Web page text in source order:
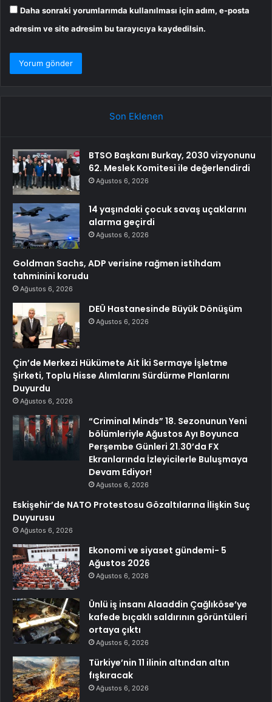
Daha sonraki yorumlarımda kullanılması için adım, e-posta
adresim ve site adresim bu tarayıcıya kaydedilsin.
Son Eklenen
BTSO Başkanı Burkay, 2030 vizyonunu
62. Meslek Komitesi ile değerlendirdi
Ağustos 6, 2026
14 yaşındaki çocuk savaş uçaklarını
alarma geçirdi
Ağustos 6, 2026
Goldman Sachs, ADP verisine rağmen istihdam
tahminini korudu
Ağustos 6, 2026
DEÜ Hastanesinde Büyük Dönüşüm
Ağustos 6, 2026
Çin’de Merkezi Hükümete Ait İki Sermaye İşletme
Şirketi, Toplu Hisse Alımlarını Sürdürme Planlarını
Duyurdu
Ağustos 6, 2026
“Criminal Minds” 18. Sezonunun Yeni
bölümleriyle Ağustos Ayı Boyunca
Perşembe Günleri 21.30’da FX
Ekranlarında İzleyicilerle Buluşmaya
Devam Ediyor!
Ağustos 6, 2026
Eskişehir’de NATO Protestosu Gözaltılarına İlişkin Suç
Duyurusu
Ağustos 6, 2026
Ekonomi ve siyaset gündemi- 5
Ağustos 2026
Ağustos 6, 2026
Ünlü iş insanı Alaaddin Çağlıköse’ye
kafede bıçaklı saldırının görüntüleri
ortaya çıktı
Ağustos 6, 2026
Türkiye’nin 11 ilinin altından altın
fışkıracak
Ağustos 6, 2026